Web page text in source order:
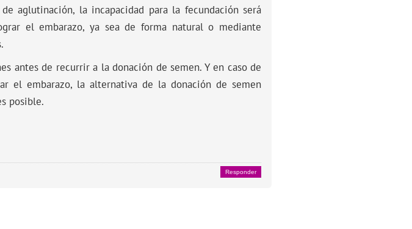
aglutinación, la incapacidad para la fecundación será
el embarazo, ya sea de forma natural o mediante
antes de recurrir a la donación de semen. Y en caso de
el embarazo, la alternativa de la donación de semen
posible.
Responder